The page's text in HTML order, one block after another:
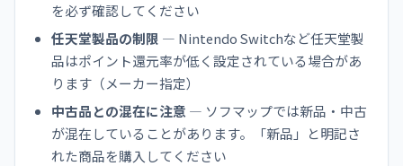
を必ず確認してください
任天堂製品の制限 — Nintendo Switchなど任天堂製
品はポイント還元率が低く設定されている場合があ
ります（メーカー指定）
中古品との混在に注意 — ソフマップでは新品・中古
が混在していることがあります。「新品」と明記さ
れた商品を購入してください